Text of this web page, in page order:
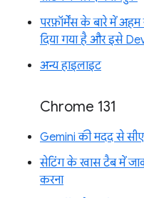
परफ़ॉर्मेंस के बारे में
दिया गया है और इसे
अन्य हाइलाइट
Chrome 131
Gemini की मदद से
सेटिंग के खास टैब में
करना